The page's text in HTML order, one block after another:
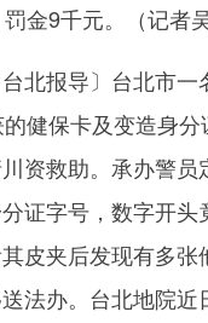
金9千元。（记者
台北报导〕台北市
健保卡及变造身
资救助。承办警员
证字号，数字开头
皮夹后发现有多张
法办。台北地院近